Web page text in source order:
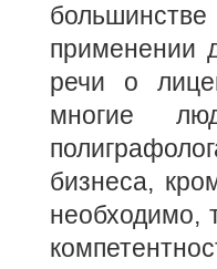
применении
речи о
многие
бизнеса,
необходимо,